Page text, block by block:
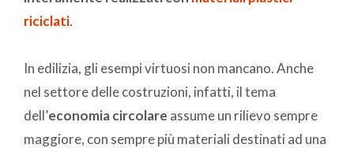
riciclati.
In edilizia, gli esempi virtuosi non mancano. Anche
nel settore delle costruzioni, infatti, il tema
dell’economia circolare assume un rilievo sempre
maggiore, con sempre più materiali destinati ad una